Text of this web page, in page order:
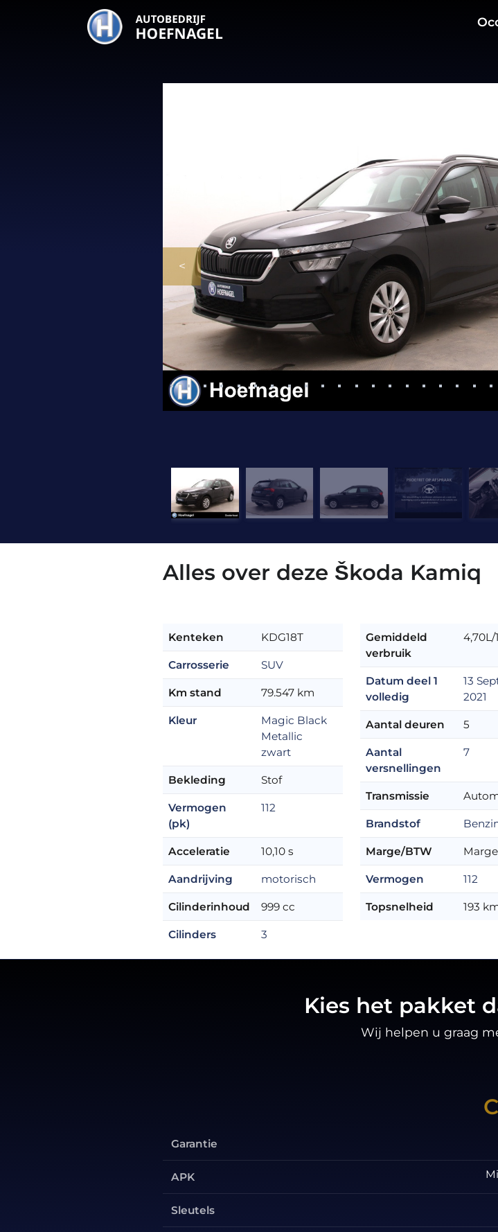
Alles over deze Škoda Kamiq
Kenteken KDG18T
Carrosserie SUV
Km stand 79.547 km
Kleur
Magic Black
Metallic
zwart
Bekleding Stof
Vermogen
(pk)
112
Acceleratie 10,10 s
Aandrijving motorisch
Cilinderinhoud 999 cc
Cilinders 3
Gemiddeld
verbruik
4,70L/
Datum deel 1
volledig
13
2021
Aantal deuren 5
Aantal
versnellingen
7
Transmissie
Brandstof
Marge/BTW Marge
Vermogen 112
Topsnelheid 193
Kies het pakket
Wij helpen u graag
Garantie
APK
Sleutels